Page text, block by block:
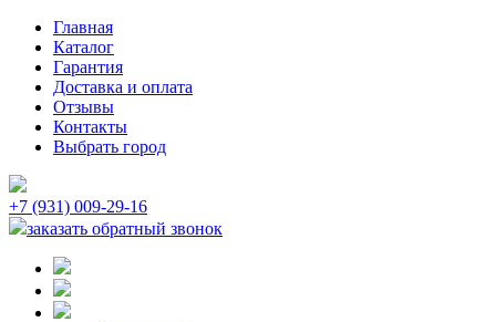
Главная
Каталог
Гарантия
Доставка и оплата
Отзывы
Контакты
Выбрать город
+7 (931) 009-29-16
заказать обратный звонок